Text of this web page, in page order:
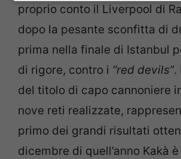
proprio conto il Liverpool di
dopo la pesante sconfitta di
prima nella finale di Istanbul
di rigore, contro i “red devils”.
del titolo di capo cannoniere
nove reti realizzate,
primo dei grandi risultati
dicembre di quell’anno Kakà